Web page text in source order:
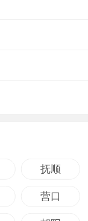
抚顺
营口